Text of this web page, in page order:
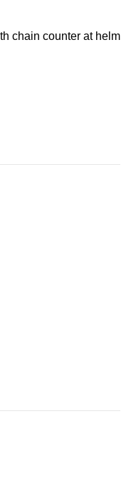
chain counter at helm